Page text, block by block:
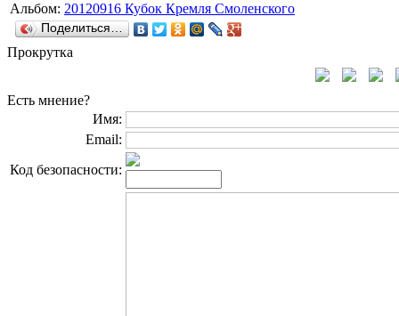
Альбом: 20120916 Кубок Кремля Смоленского
Поделиться…
Прокрутка
Есть мнение?
Имя:
Email:
Код безопасности: